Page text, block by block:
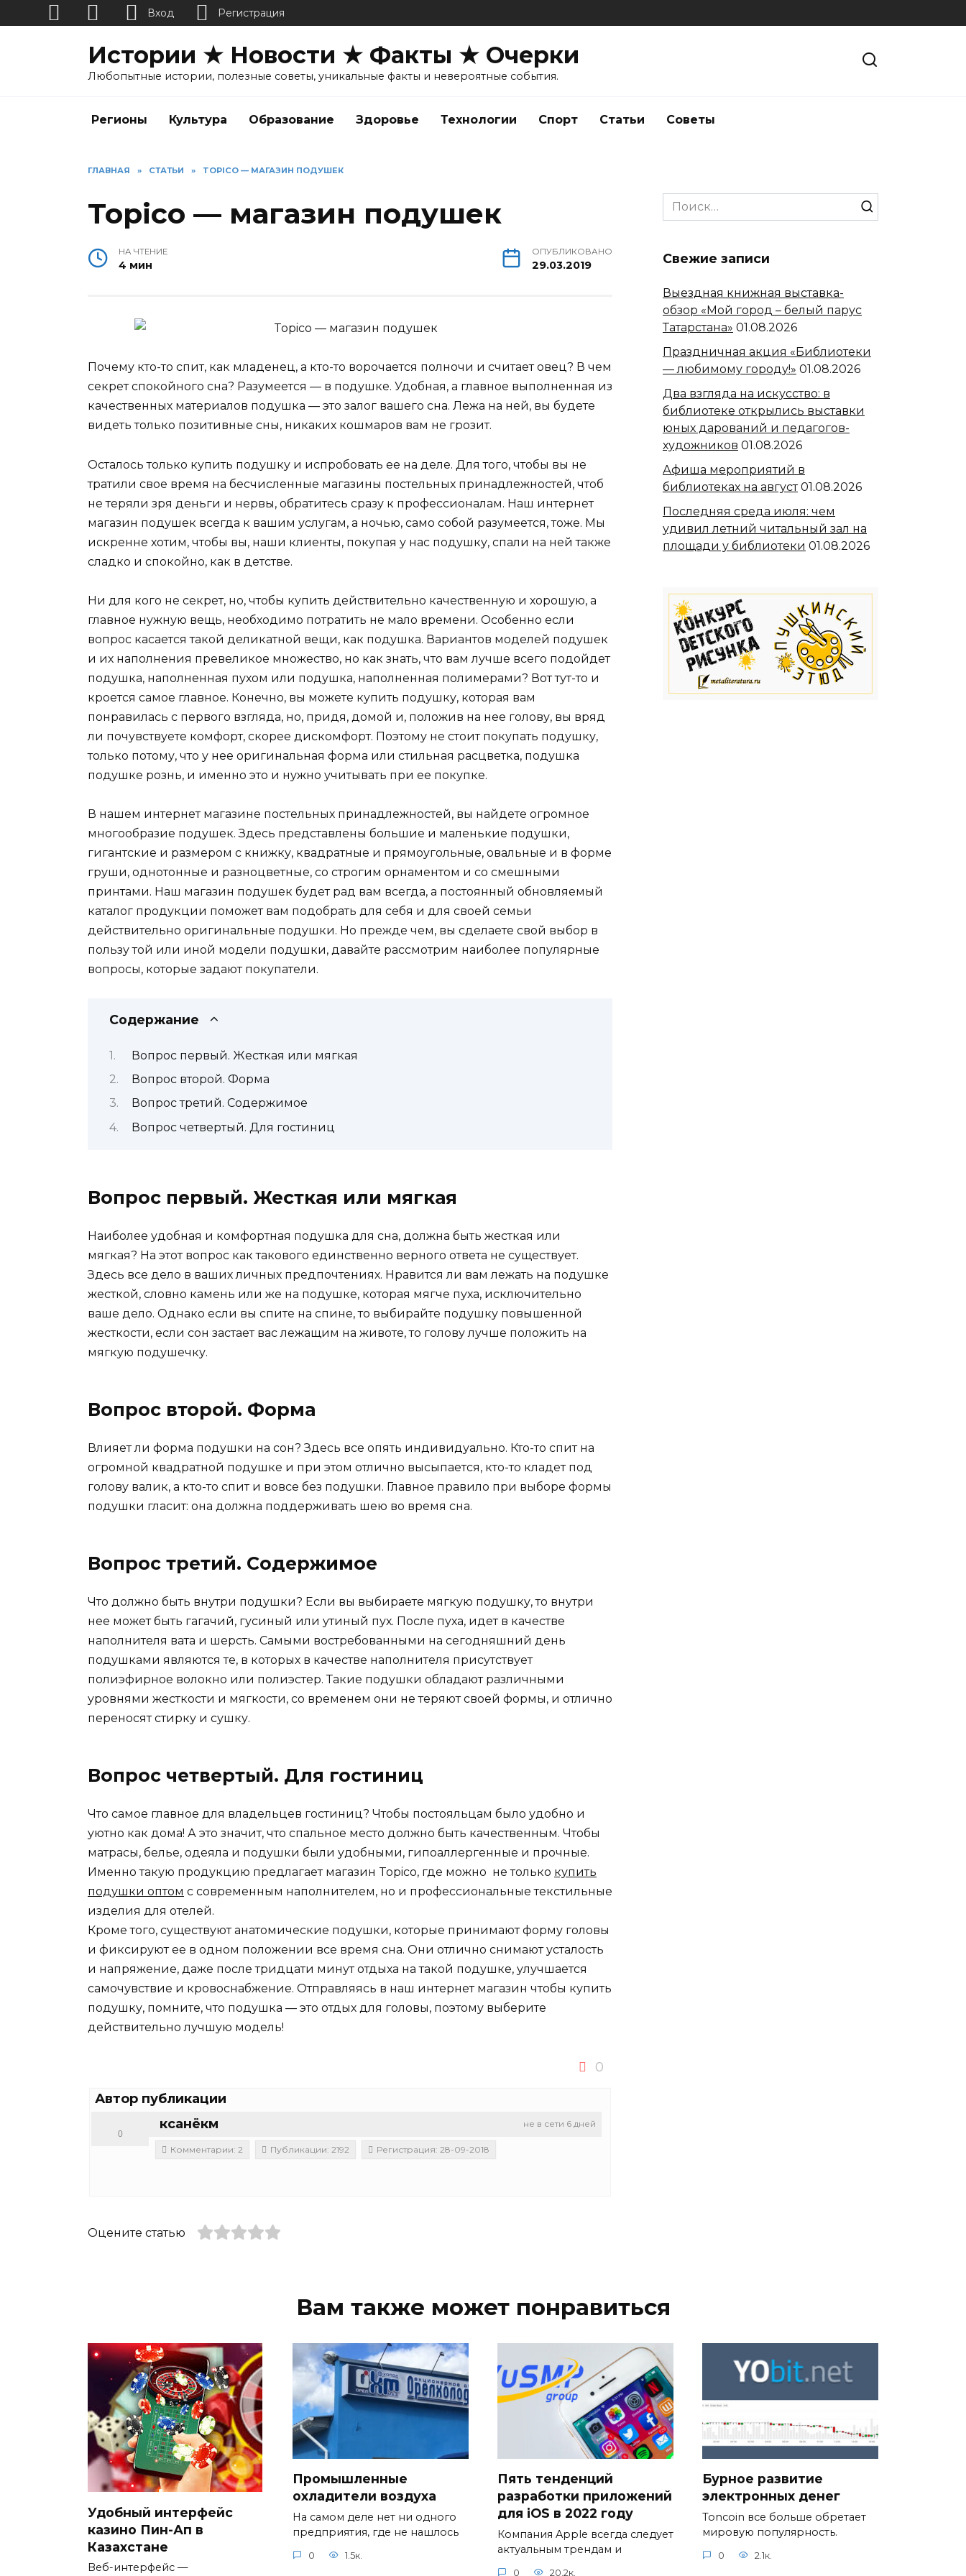
Истории ★ Новости ★ Факты ★ Очерки
Любопытные истории, полезные советы, уникальные факты и невероятные события.
Регионы Культура Образование Здоровье Технологии Спорт Статьи Советы
ГЛАВНАЯ » СТАТЬИ » TOPICO — МАГАЗИН ПОДУШЕК
Topico — магазин подушек
НА ЧТЕНИЕ
4 мин
ОПУБЛИКОВАНО
29.03.2019
Почему кто-то спит, как младенец, а кто-то ворочается полночи и считает овец? В чем
секрет спокойного сна? Разумеется — в подушке. Удобная, а главное выполненная из
качественных материалов подушка — это залог вашего сна. Лежа на ней, вы будете
видеть только позитивные сны, никаких кошмаров вам не грозит.
Осталось только купить подушку и испробовать ее на деле. Для того, чтобы вы не
тратили свое время на бесчисленные магазины постельных принадлежностей, чтоб
не теряли зря деньги и нервы, обратитесь сразу к профессионалам. Наш интернет
магазин подушек всегда к вашим услугам, а ночью, само собой разумеется, тоже. Мы
искренне хотим, чтобы вы, наши клиенты, покупая у нас подушку, спали на ней также
сладко и спокойно, как в детстве.
Ни для кого не секрет, но, чтобы купить действительно качественную и хорошую, а
главное нужную вещь, необходимо потратить не мало времени. Особенно если
вопрос касается такой деликатной вещи, как подушка. Вариантов моделей подушек
и их наполнения превеликое множество, но как знать, что вам лучше всего подойдет
подушка, наполненная пухом или подушка, наполненная полимерами? Вот тут-то и
кроется самое главное. Конечно, вы можете купить подушку, которая вам
понравилась с первого взгляда, но, придя, домой и, положив на нее голову, вы вряд
ли почувствуете комфорт, скорее дискомфорт. Поэтому не стоит покупать подушку,
только потому, что у нее оригинальная форма или стильная расцветка, подушка
подушке рознь, и именно это и нужно учитывать при ее покупке.
В нашем интернет магазине постельных принадлежностей, вы найдете огромное
многообразие подушек. Здесь представлены большие и маленькие подушки,
гигантские и размером с книжку, квадратные и прямоугольные, овальные и в форме
груши, однотонные и разноцветные, со строгим орнаментом и со смешными
принтами. Наш магазин подушек будет рад вам всегда, а постоянный обновляемый
каталог продукции поможет вам подобрать для себя и для своей семьи
действительно оригинальные подушки. Но прежде чем, вы сделаете свой выбор в
пользу той или иной модели подушки, давайте рассмотрим наиболее популярные
вопросы, которые задают покупатели.
Содержание
Вопрос первый. Жесткая или мягкая
Вопрос второй. Форма
Вопрос третий. Содержимое
Вопрос четвертый. Для гостиниц
Вопрос первый. Жесткая или мягкая
Наиболее удобная и комфортная подушка для сна, должна быть жесткая или
мягкая? На этот вопрос как такового единственно верного ответа не существует.
Здесь все дело в ваших личных предпочтениях. Нравится ли вам лежать на подушке
жесткой, словно камень или же на подушке, которая мягче пуха, исключительно
ваше дело. Однако если вы спите на спине, то выбирайте подушку повышенной
жесткости, если сон застает вас лежащим на животе, то голову лучше положить на
мягкую подушечку.
Вопрос второй. Форма
Влияет ли форма подушки на сон? Здесь все опять индивидуально. Кто-то спит на
огромной квадратной подушке и при этом отлично высыпается, кто-то кладет под
голову валик, а кто-то спит и вовсе без подушки. Главное правило при выборе формы
подушки гласит: она должна поддерживать шею во время сна.
Вопрос третий. Содержимое
Что должно быть внутри подушки? Если вы выбираете мягкую подушку, то внутри
нее может быть гагачий, гусиный или утиный пух. После пуха, идет в качестве
наполнителя вата и шерсть. Самыми востребованными на сегодняшний день
подушками являются те, в которых в качестве наполнителя присутствует
полиэфирное волокно или полиэстер. Такие подушки обладают различными
уровнями жесткости и мягкости, со временем они не теряют своей формы, и отлично
переносят стирку и сушку.
Вопрос четвертый. Для гостиниц
Что самое главное для владельцев гостиниц? Чтобы постояльцам было удобно и
уютно как дома! А это значит, что спальное место должно быть качественным. Чтобы
матрасы, белье, одеяла и подушки были удобными, гипоаллергенные и прочные.
Именно такую продукцию предлагает магазин Topico, где можно не только купить
подушки оптом с современным наполнителем, но и профессиональные текстильные
изделия для отелей.
Кроме того, существуют анатомические подушки, которые принимают форму головы
и фиксируют ее в одном положении все время сна. Они отлично снимают усталость
и напряжение, даже после тридцати минут отдыха на такой подушке, улучшается
самочувствие и кровоснабжение. Отправляясь в наш интернет магазин чтобы купить
подушку, помните, что подушка — это отдых для головы, поэтому выберите
действительно лучшую модель!
0
Автор публикации
не в сети 6 дней
ксанёкм
0
Комментарии: 2 Публикации: 2192 Регистрация: 28-09-2018
Оцените статью
Search
for:
Свежие записи
Выездная книжная выставка-
обзор «Мой город – белый парус
Татарстана» 01.08.2026
Праздничная акция «Библиотеки
— любимому городу!» 01.08.2026
Два взгляда на искусство: в
библиотеке открылись выставки
юных дарований и педагогов-
художников 01.08.2026
Афиша мероприятий в
библиотеках на август 01.08.2026
Последняя среда июля: чем
удивил летний читальный зал на
площади у библиотеки 01.08.2026
Вам также может понравиться
Удобный интерфейс
казино Пин-Ап в
Казахстане
Веб-интерфейс —
Промышленные
охладители воздуха
На самом деле нет ни одного
предприятия, где не нашлось
0 1.5к.
Пять тенденций
разработки приложений
для iOS в 2022 году
Компания Apple всегда следует
актуальным трендам и
0 20.2к.
Бурное развитие
электронных денег
Toncoin все больше обретает
мировую популярность.
0 2.1к.
Вход Регистрация